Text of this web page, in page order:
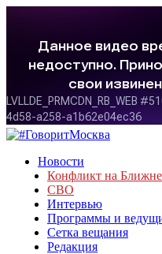
Новости
Конфликт на
СВО
Интервью
Программы и
Сетка вещания
Редакция